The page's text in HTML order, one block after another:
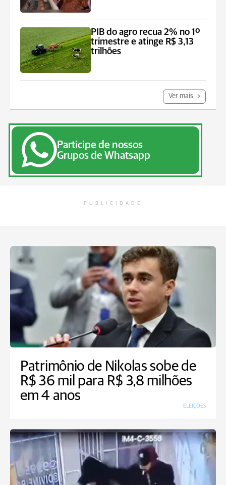
PIB do agro recua 2% no 1º
trimestre e atinge R$ 3,13
trilhões
Ver mais
Participe de nossos
Grupos de Whatsapp
PUBLICIDADE
Patrimônio de Nikolas sobe de
R$ 36 mil para R$ 3,8 milhões
em 4 anos
ELEIÇÕES